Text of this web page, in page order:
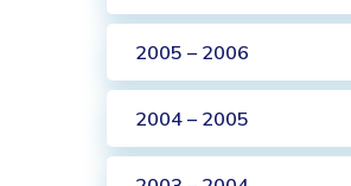
2005 – 2006
2004 – 2005